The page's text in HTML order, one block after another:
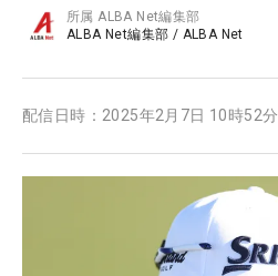
所属ALBA Net編集部
ALBA Net編集部 / ALBA Net
配信日時： 2025年2月7日 10時52分